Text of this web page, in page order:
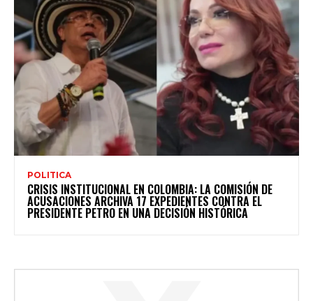
POLITICA
CRISIS INSTITUCIONAL EN COLOMBIA: LA COMISIÓN DE
ACUSACIONES ARCHIVA 17 EXPEDIENTES CONTRA EL
PRESIDENTE PETRO EN UNA DECISIÓN HISTÓRICA